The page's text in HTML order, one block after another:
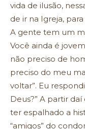
vida de ilusão,
de ir na Igreja,
A gente tem um
Você ainda é
não preciso de
preciso do meu
voltar”. Eu
Deus?” A partir
ter espalhado a
“amigos” do